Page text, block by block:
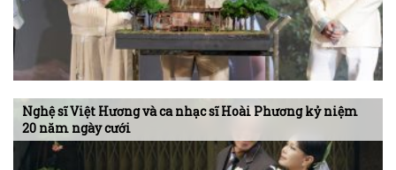
Nghệ sĩ Việt Hương và ca nhạc sĩ Hoài Phương kỷ niệm
20 năm ngày cưới